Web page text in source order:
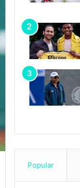
Popular